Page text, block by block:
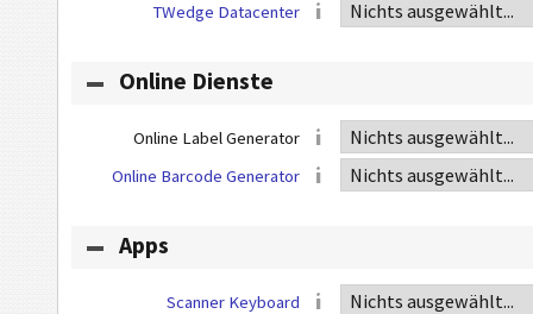
TWedge Datacenter
Online Dienste
Online Label Generator
Online Barcode Generator
Apps
Scanner Keyboard